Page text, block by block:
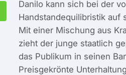
Danilo kann sich bei der
Handstandequilibristik auf
Mit einer Mischung aus
zieht der junge staatlich
das Publikum in seinen
Preisgekrönte